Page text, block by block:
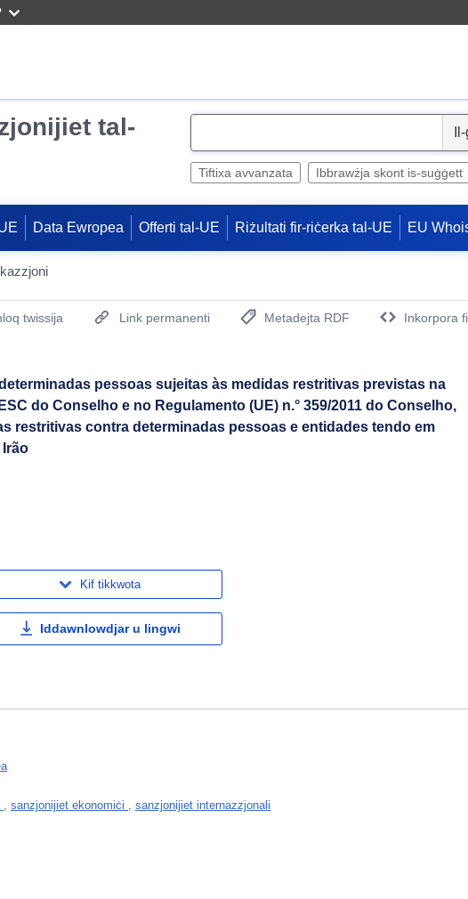
tal-
e
Tiftixa avvanzata Ibbrawżja skont is-suġġett
Data Ewropea Offerti tal-UE Riżultati fir-riċerka tal-UE EU
twissija Link permanenti
Metadejta RDF
Inkorpora
pessoas sujeitas às medidas restritivas previstas na
do Conselho e no Regulamento (UE) n.° 359/2011 do Conselho,
restritivas contra determinadas pessoas e entidades tendo em
Kif tikkwota
Iddawnlowdjar u lingwi
, sanzjonijiet ekonomiċi , sanzjonijiet internazzjonali